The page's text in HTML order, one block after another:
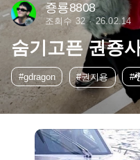
죵룡8808
조회수 32 26.02.14
숨기고픈 권죵
#gdragon #권지용